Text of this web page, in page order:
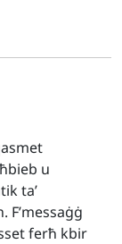
u
ta’
ferħ kbir